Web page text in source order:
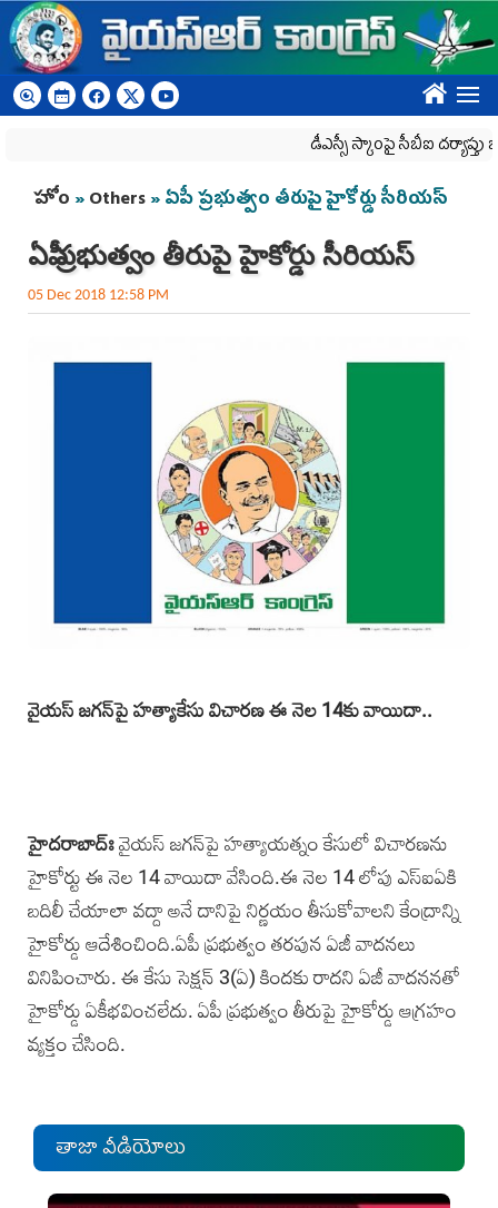
Skip to main content
????
డీఎస్సీ స్కాంపై సీబీఐ దర్యాప్తు
You are here
హోం »Others» ఏపీ ప్రభుత్వం తీరుపై హైకోర్డు సీరియస్‌
ఏపీ ప్రభుత్వం తీరుపై హైకోర్డు సీరియస్‌
05 Dec 2018 12:58 PM
వైయస్‌ జగన్‌పై హత్యాకేసు విచారణ ఈ నెల 14కు వాయిదా..
హైదరాబాద్ఃవైయస్‌ జగన్‌పై హత్యాయత్నం కేసులో విచారణను
హైకోర్టు ఈ నెల 14 వాయిదా వేసింది.ఈ నెల 14 లోపు ఎస్‌ఐఏకి
బదిలీ చేయాలా వద్దా అనే దానిపై నిర్ణయం తీసుకోవాలని కేంద్రాన్ని
హైకోర్డు ఆదేశించింది.ఏపీ ప్రభుత్వం తరపున ఏజీ వాదనలు
వినిపించారు. ఈ కేసు సెక్షన్‌ 3(ఏ) కిందకు రాదని ఏజీ వాదననతో
హైకోర్డు ఏకీభవించలేదు. ఏపీ ప్రభుత్వం తీరుపై హైకోర్డు ఆగ్రహం
వ్యక్తం చేసింది.
తాజా వీడియోలు